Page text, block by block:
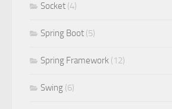
Socket (4)
Spring Boot (5)
Spring Framework (12)
Swing (6)